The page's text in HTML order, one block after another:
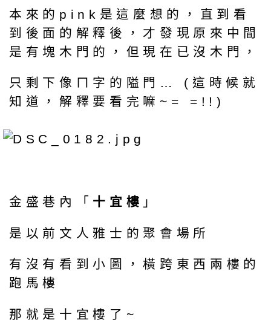
本來的pink是這麼想的，直到看
到後面的解釋後，才發現原來中間
是有塊木門的，但現在已沒木門，
只剩下像ㄇ字的隘門… (這時候就
知道，解釋要看完嘛~= =!!)
金盛巷內「 十宜樓 」
是以前文人雅士的聚會場所
有沒有看到小圖，橫跨東西兩樓的
跑馬樓
那就是十宜樓了~